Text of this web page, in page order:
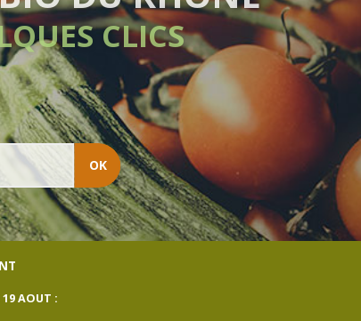
SANS ENGAGEMENT
OK
19 AOUT :